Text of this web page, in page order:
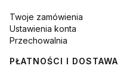
Twoje zamówienia
Ustawienia konta
Przechowalnia
PŁATNOŚCI I DOSTAWA